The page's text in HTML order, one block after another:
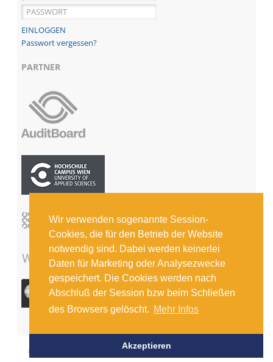
Wir verwenden sogenannte Session-
Cookies, die für den Betrieb der Website
notwendig sind. Dabei werden keinerlei
Daten für Marketing oder Analysezwecke
gespeichert. Die Cookies werden nach
Abschluß der Session bzw beim Schließen
des Browsers gelöscht. Mehr Infos
Akzeptieren
Passwort vergessen?
PARTNER
© COPYRIGHT 2026 INSTITUT FÜR INTERNE REVISION